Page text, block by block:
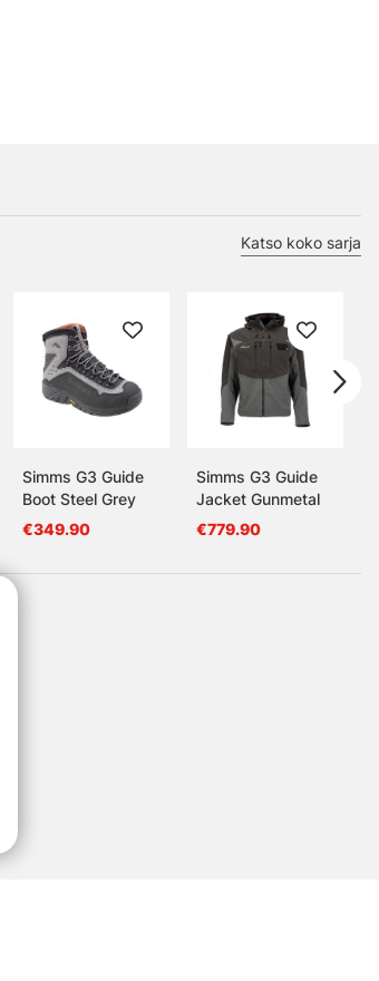
Katso koko sarja
Simms G3 Guide
Boot Steel Grey
€349.90
Simms G3 Guide
Jacket Gunmetal
€779.90